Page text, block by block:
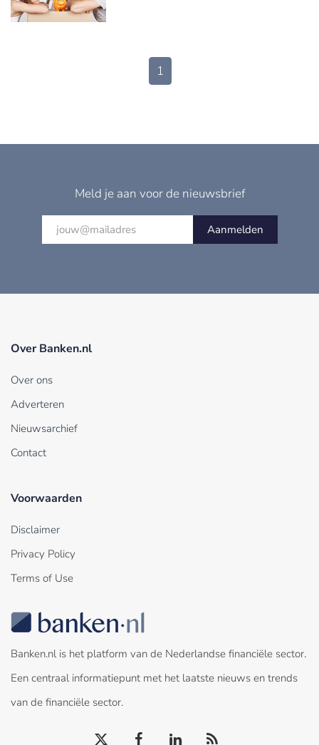
1
Meld je aan voor de nieuwsbrief
Aanmelden
Over Banken.nl
Over ons
Adverteren
Nieuwsarchief
Contact
Voorwaarden
Disclaimer
Privacy Policy
Terms of Use
Banken.nl is het platform van de Nederlandse financiële sector.
Een centraal informatiepunt met het laatste nieuws en trends
van de financiële sector.